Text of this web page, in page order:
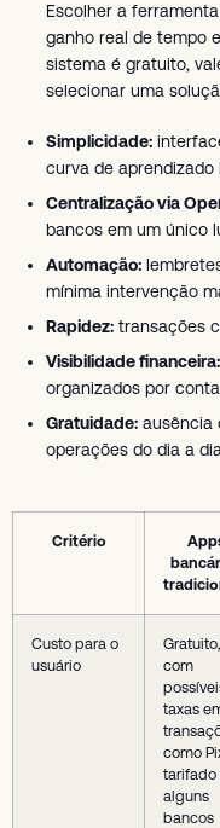
Escolher a
ganho real de tempo
sistema é gratuito,
selecionar uma
Simplicidade:
curva de aprendizado
Centralização via
bancos em um único
Automação:
mínima intervenção
Rapidez: transações
Visibilidade financeira:
organizados por
Gratuidade: ausência
operações do dia a
Critério
Custo para o
usuário
Gratuito,
com
taxas
como
tarifado
alguns
bancos